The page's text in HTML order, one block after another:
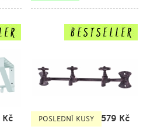
Kč POSLEDNÍ KUSY 579 Kč